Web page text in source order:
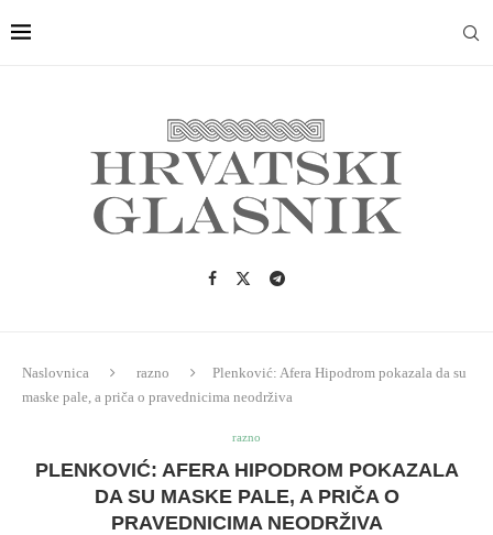
Naslovnica razno
Plenković: Afera Hipodrom pokazala da su
maske pale, a priča o pravednicima neodrživa
razno
PLENKOVIĆ: AFERA HIPODROM POKAZALA
DA SU MASKE PALE, A PRIČA O
PRAVEDNICIMA NEODRŽIVA